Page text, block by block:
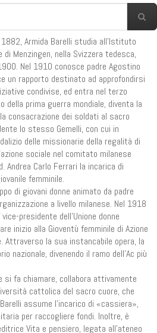
Armida Barelli studia all’Istituto
di Menzingen, nella Svizzera tedesca,
Nel 1910 conosce padre Agostino
un rapporto destinato ad approfondirsi
condivise, ed entra nel terzo
della prima guerra mondiale, diventa la
consacrazione dei soldati al sacro
lo stesso Gemelli, con cui in
delle missionarie della regalità di
sociale nel comitato milanese
Andrea Carlo Ferrari la incarica di
femminile.
di giovani donne animato da padre
a livello milanese. Nel 1918
presidente dell’Unione donne
inizio alla Gioventù femminile di Azione
Attraverso la sua instancabile opera, la
nazionale, divenendo il ramo dell’Ac più
si fa chiamare, collabora attivamente
cattolica del sacro cuore, che
assume l’incarico di «cassiera»,
per raccogliere fondi. Inoltre, è
Vita e pensiero, legata all’ateneo